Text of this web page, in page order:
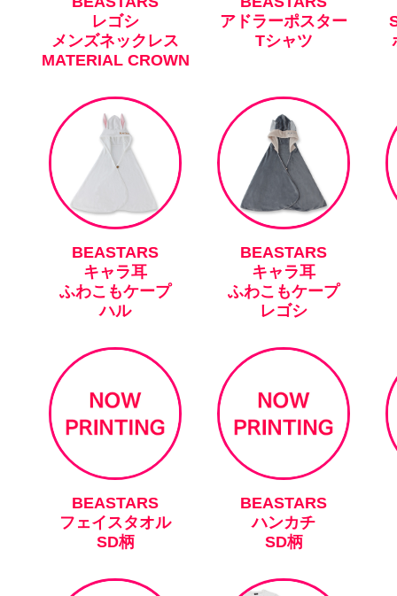
レゴシ
メンズネックレス
MATERIAL CROWN
アドラーポスター
Tシャツ
BEASTARS
キャラ耳
ふわこもケープ
ハル
BEASTARS
キャラ耳
ふわこもケープ
レゴシ
BEASTARS
フェイスタオル
SD柄
BEASTARS
ハンカチ
SD柄